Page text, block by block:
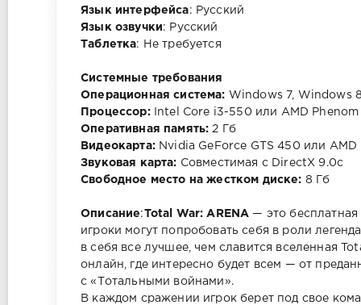
Язык интерфейса: Русский
Язык озвучки: Русский
Таблетка: Не требуется
Системные требования
Операционная система: Windows 7, Windows
Процессор:Intel Core i3-550 или AMD Phenom
Оперативная память: 2 Гб
Видеокарта:Nvidia GeForce GTS 450 или AMD
Звуковая карта: Cовместимая с DirectX 9.0c
Свободное место на жестком диске: 8 Гб
Описание:Total War: ARENA — это бесплатная
игроки могут попробовать себя в роли
в себя все лучшее, чем славится вселенная
онлайн, где интересно будет всем — от
с «Тотальными войнами».
В каждом сражении игрок берет под свое